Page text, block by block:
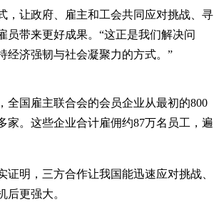
，让政府、雇主和工会共同应对挑战、寻
员带来更好成果。“这正是我们解决问
经济强韧与社会凝聚力的方式。”
全国雇主联合会的会员企业从最初的800
家。这些企业合计雇佣约87万名员工，遍
证明，三方合作让我国能迅速应对挑战、
后更强大。